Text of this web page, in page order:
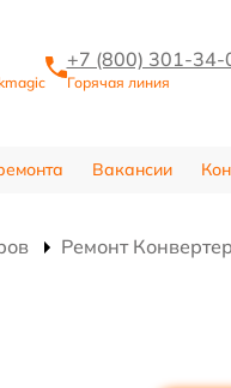
+7 (800) 301-34-
Горячая линия
Вакансии
Ремонт